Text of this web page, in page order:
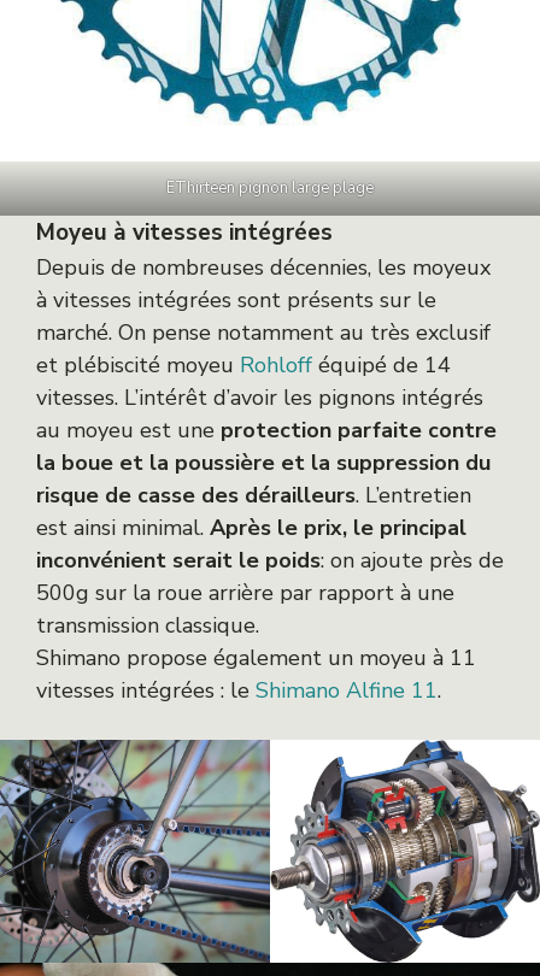
EThirteen pignon large plage
Moyeu à vitesses intégrées
Depuis de nombreuses décennies, les moyeux
à vitesses intégrées sont présents sur le
marché. On pense notamment au très exclusif
et plébiscité moyeu Rohloff équipé de 14
vitesses. L’intérêt d’avoir les pignons intégrés
au moyeu est une protection parfaite contre
la boue et la poussière et la suppression du
risque de casse des dérailleurs. L’entretien
est ainsi minimal. Après le prix, le principal
inconvénient serait le poids: on ajoute près de
500g sur la roue arrière par rapport à une
transmission classique.
Shimano propose également un moyeu à 11
vitesses intégrées : le Shimano Alfine 11.